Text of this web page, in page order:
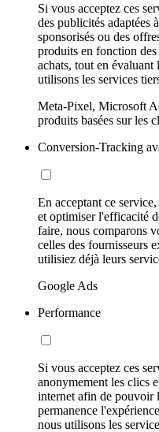
Si vous acceptez ces
des publicités adaptées
sponsorisés ou des
produits en fonction
achats, tout en
utilisons les services
Meta-Pixel, Microsoft
produits basées sur les
Conversion-Tracking
En acceptant ce
et optimiser l'efficacité
faire, nous comparons
celles des fournisseurs
utilisiez déjà leurs
Google Ads
Performance
Si vous acceptez ces
anonymement les clics
internet afin de pouvoir
permanence
nous utilisons les